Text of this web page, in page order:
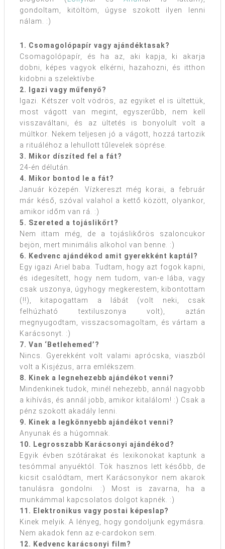
gondoltam, kitöltöm, úgyse szokott ilyen lenni
nálam. :)
1. Csomagolópapír vagy ajándéktasak?
Csomagolópapír, és ha az, aki kapja, ki akarja
dobni, képes vagyok elkérni, hazahozni, és itthon
kidobni a szelektívbe.
2. Igazi vagy műfenyő?
Igazi. Kétszer volt vödrös, az egyiket el is ültettük,
most vágott van megint, egyszerűbb, nem kell
visszaváltani, és az ültetés is bonyolult volt a
múltkor. Nekem teljesen jó a vágott, hozzá tartozik
a rituáléhoz a lehullott tűlevelek söprése.
3. Mikor díszíted fel a fát?
24-én délután.
4. Mikor bontod le a fát?
Január közepén. Vízkereszt még korai, a február
már késő, szóval valahol a kettő között, olyankor,
amikor időm van rá. :)
5. Szereted a tojáslikőrt?
Nem ittam még, de a tojáslikőrös szaloncukor
bejön, mert minimális alkohol van benne. :)
6. Kedvenc ajándékod amit gyerekként kaptál?
Egy igazi Ariel baba. Tudtam, hogy azt fogok kapni,
és idegesített, hogy nem tudom, van-e lába, vagy
csak uszonya, úgyhogy megkerestem, kibontottam
(!!), kitapogattam a lábát (volt neki, csak
felhúzható textiluszonya volt), aztán
megnyugodtam, visszacsomagoltam, és vártam a
Karácsonyt. :)
7. Van ‘Betlehemed’?
Nincs. Gyerekként volt valami aprócska, viaszból
volt a Kisjézus, arra emlékszem.
8. Kinek a legnehezebb ajándékot venni?
Mindenkinek tudok, minél nehezebb, annál nagyobb
a kihívás, és annál jobb, amikor kitalálom! :) Csak a
pénz szokott akadály lenni.
9. Kinek a legkönnyebb ajándékot venni?
Anyunak és a húgomnak.
10. Legrosszabb Karácsonyi ajándékod?
Egyik évben szótárakat és lexikonokat kaptunk a
tesómmal anyuéktól. Tök hasznos lett később, de
kicsit csalódtam, mert Karácsonykor nem akarok
tanulásra gondolni. :) Most is zavarna, ha a
munkámmal kapcsolatos dolgot kapnék. :)
11. Elektronikus vagy postai képeslap?
Kinek melyik. A lényeg, hogy gondoljunk egymásra.
Nem akadok fenn az e-cardokon sem.
12. Kedvenc karácsonyi film?